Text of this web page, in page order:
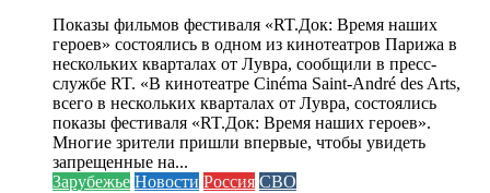
Показы фильмов фестиваля «RT.Док: Время наших
героев» состоялись в одном из кинотеатров Парижа в
нескольких кварталах от Лувра, сообщили в пресс-
службе RT. «В кинотеатре Cinéma Saint-André des Arts,
всего в нескольких кварталах от Лувра, состоялись
показы фестиваля «RT.Док: Время наших героев».
Многие зрители пришли впервые, чтобы увидеть
запрещенные на...
Зарубежье Новости Россия СВО